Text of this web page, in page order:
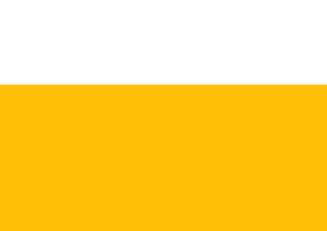
本ページはプロモー